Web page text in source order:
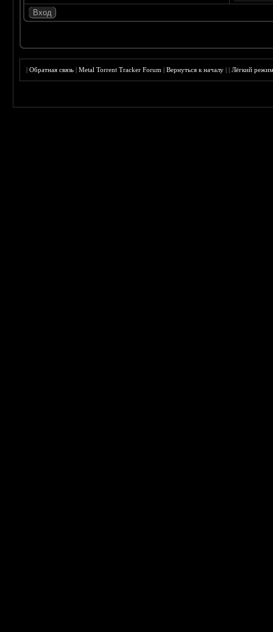
|Обратная связь |Metal Torrent Tracker Forum |Вернуться к началу ||Лёгкий